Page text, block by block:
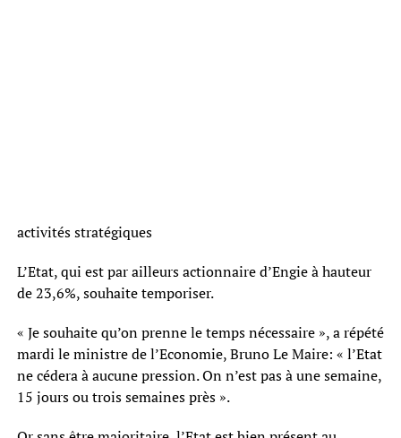
activités stratégiques
L’Etat, qui est par ailleurs actionnaire d’Engie à hauteur
de 23,6%, souhaite temporiser.
« Je souhaite qu’on prenne le temps nécessaire », a répété
mardi le ministre de l’Economie, Bruno Le Maire: « l’Etat
ne cédera à aucune pression. On n’est pas à une semaine,
15 jours ou trois semaines près ».